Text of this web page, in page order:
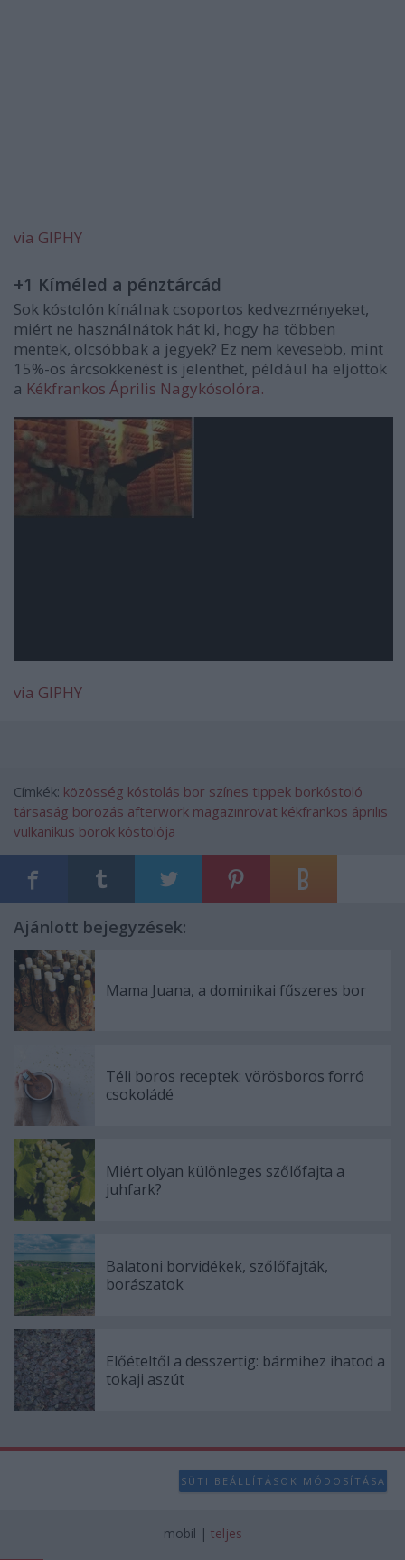
via GIPHY
+1 Kíméled a pénztárcád
Sok kóstolón kínálnak csoportos kedvezményeket,
miért ne használnátok hát ki, hogy ha többen
mentek, olcsóbbak a jegyek? Ez nem kevesebb, mint
15%-os árcsökkenést is jelenthet, például ha eljöttök
a Kékfrankos Április Nagykósolóra.
via GIPHY
Címkék: közösség kóstolás bor színes tippek borkóstoló
társaság borozás afterwork magazinrovat kékfrankos április
vulkanikus borok kóstolója
Ajánlott bejegyzések:
Mama Juana, a dominikai fűszeres bor
Téli boros receptek: vörösboros forró
csokoládé
Miért olyan különleges szőlőfajta a
juhfark?
Balatoni borvidékek, szőlőfajták,
borászatok
Előételtől a desszertig: bármihez ihatod a
tokaji aszút
SÜTI BEÁLLÍTÁSOK MÓDOSÍTÁSA
mobil | teljes